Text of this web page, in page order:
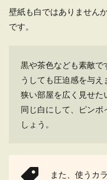
壁紙も白ではありません
です。
黒や茶色なども素敵で
うしても圧迫感を与え
狭い部屋を広く見せた
同じ白にして、ピン
しょう。
また、使うカ